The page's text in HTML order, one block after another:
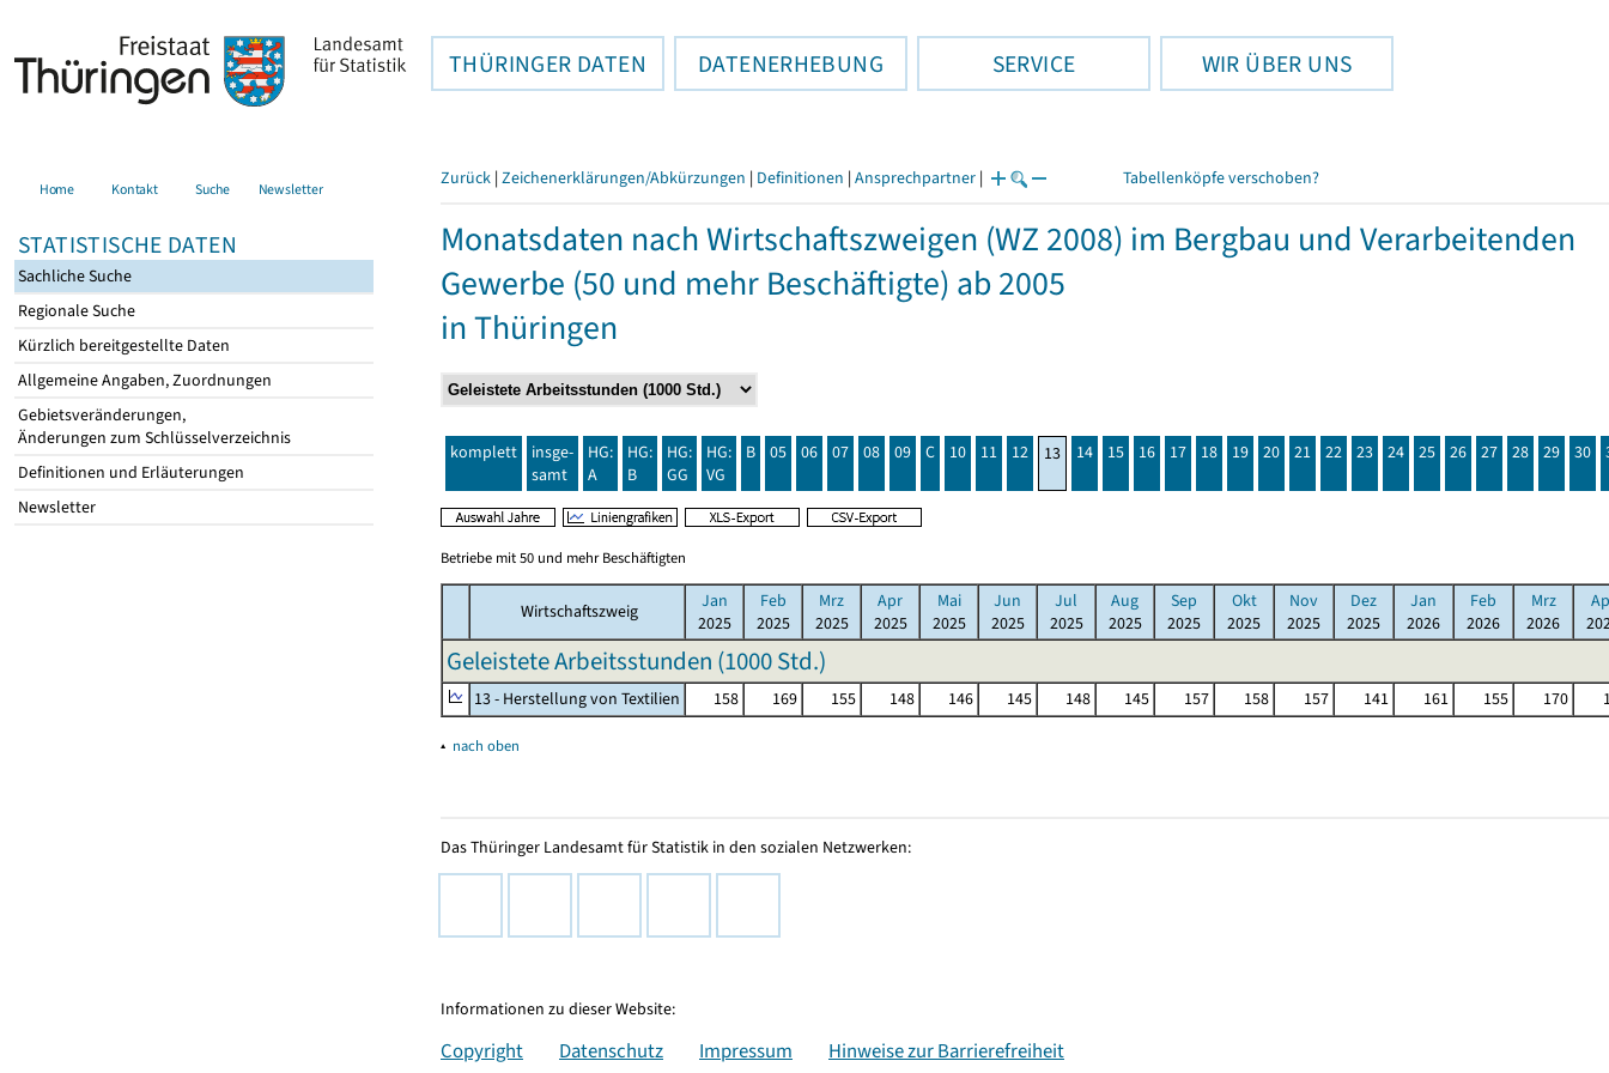
THÜRINGER DATEN DATENERHEBUNG SERVICE WIR ÜBER UNS
Home Kontakt Suche Newsletter
STATISTISCHE DATEN
Sachliche Suche
Regionale Suche
Kürzlich bereitgestellte Daten
Allgemeine Angaben, Zuordnungen
Gebietsveränderungen,
Änderungen zum Schlüsselverzeichnis
Definitionen und Erläuterungen
Newsletter
Zurück | Zeichenerklärungen/Abkürzungen | Definitionen | Ansprechpartner | Tabellenköpfe verschoben?
Monatsdaten nach Wirtschaftszweigen (WZ 2008) im Bergbau und Verarbeitenden
Gewerbe (50 und mehr Beschäftigte) ab 2005
in Thüringen
komplett
insge-
samt
HG:
A
HG:
B
HG:
GG
HG:
VG
B 05 06 07 08 09 C 10 11 12 13 14 15 16 17 18 19 20 21 22 23 24 25 26 27 28 29 30
Betriebe mit 50 und mehr Beschäftigten
Wirtschaftszweig
Jan
2025
Feb
2025
Mrz
2025
Apr
2025
Mai
2025
Jun
2025
Jul
2025
Aug
2025
Sep
2025
Okt
2025
Nov
2025
Dez
2025
Jan
2026
Feb
2026
Mrz
2026
Geleistete Arbeitsstunden (1000 Std.)
13 - Herstellung von Textilien 158 169 155 148 146 145 148 145 157 158 157 141 161 155 170
▴ nach oben
Das Thüringer Landesamt für Statistik in den sozialen Netzwerken:
Informationen zu dieser Website:
Copyright Datenschutz Impressum Hinweise zur Barrierefreiheit